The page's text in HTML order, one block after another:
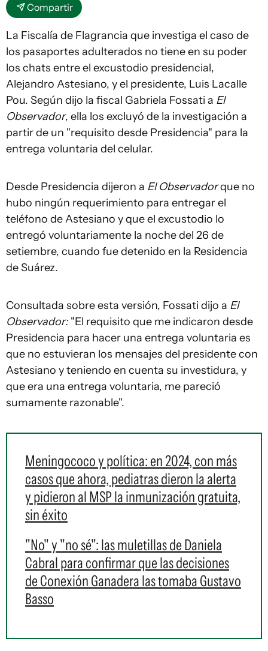
Compartir
La Fiscalía de Flagrancia que investiga el caso de
los pasaportes adulterados no tiene en su poder
los chats entre el excustodio presidencial,
Alejandro Astesiano, y el presidente, Luis Lacalle
Pou. Según dijo la fiscal Gabriela Fossati a El
Observador, ella los excluyó de la investigación a
partir de un "requisito desde Presidencia" para la
entrega voluntaria del celular.
Desde Presidencia dijeron a El Observadorque no
hubo ningún requerimiento para entregar el
teléfono de Astesiano y que el excustodio lo
entregó voluntariamente la noche del 26 de
setiembre, cuando fue detenido en la Residencia
de Suárez.
Consultada sobre esta versión, Fossati dijo a El
Observador:"El requisito que me indicaron desde
Presidencia para hacer una entrega voluntaria es
que no estuvieran los mensajes del presidente con
Astesiano y teniendo en cuenta su investidura, y
que era una entrega voluntaria, me pareció
sumamente razonable".
Meningococo y política: en 2024, con más
casos que ahora, pediatras dieron la alerta
y pidieron al MSP la inmunización gratuita,
sin éxito
"No" y "no sé": las muletillas de Daniela
Cabral para confirmar que las decisiones
de Conexión Ganadera las tomaba Gustavo
Basso